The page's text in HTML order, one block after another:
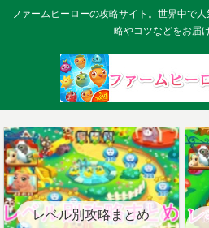
ファームヒーローの攻略サイト。世界中で
略やコツなどをお届
レベル別攻略まとめ